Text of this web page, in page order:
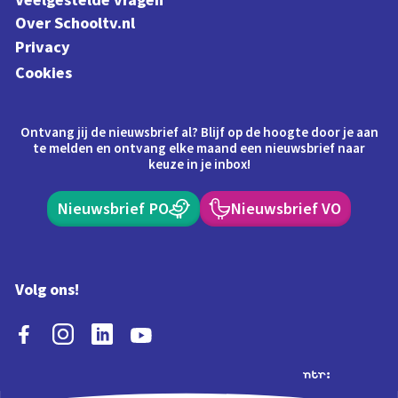
Over Schooltv.nl
Privacy
Cookies
Ontvang jij de nieuwsbrief al? Blijf op de hoogte door je aan
te melden en ontvang elke maand een nieuwsbrief naar
keuze in je inbox!
Nieuwsbrief PO Nieuwsbrief VO
Volg ons!